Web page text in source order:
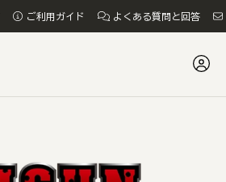
ご利用ガイド よくある質問と回答